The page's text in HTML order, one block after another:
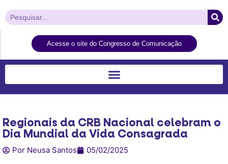
Acesse o site do Congresso de Comunicação
Regionais da CRB Nacional celebram o
Dia Mundial da Vida Consagrada
Por Neusa Santos 05/02/2025